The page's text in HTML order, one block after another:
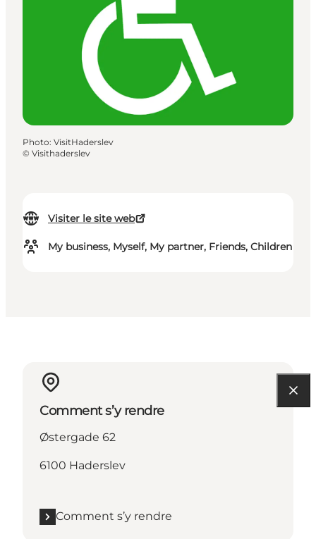
Visiter le site web
My business, Myself, My partner, Friends, Children
Photo: VisitHaderslev
© Visithaderslev
Comment s’y rendre
Østergade 62
6100 Haderslev
Comment s’y rendre